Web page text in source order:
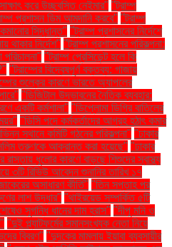
সাক্ষাৎ করে উচ্ছ্বসিত নেইমার" "ট্রাম্প
প্রশাসন ডিম আমদানি করবে" "ট্রাম্প
কমানোর সিদ্ধান্ত" "ট্রাম্প প্রশাসনের নির্দেশে
থাকার নির্দেশ" "ট্রাম্প প্রশাসনের পরিকল্পনা:
পরিচালনা" "ট্রাম্প প্রেসিডেন্ট হলে কি
"ট্রাম্পের বিদ্বেষপূর্ণ বক্তব্য: গাজায়
শুল্কের কারণে ভারতে অ্যাপলের
"ডিজিটাল উদ্ভাবনের নৈতিক ব্যবহার:
একটি কর্মশালা" "ডিপ্লোমা ডিগ্রি বাতিলের
"ডিসি পদে কর্মকর্তাদের আগ্রহ হঠাৎ কমার
স্থানে কমিটি গঠনের পরিকল্পনা" "ঢাকার
তরুণকে আক্রান্ত করা হয়েছে" "ঢাকার
রাস্তায় ধুলোর কারণে বাড়ছে শিশুদের স্বাস্থ্য
৩টি রিভিউ আবেদন শুনানির তারিখ ১৭
অসাধারণ কীর্তি" "তিন সপ্তাহ পর
লাশ উদ্ধার" "থাইরয়েড সম্পর্কিত ৫টি
সুগন্ধি ধানের দাম হ্রাস" "দীপু মনি ও
"দুই প্ল্যাটফর্মের সমানসংখ্যক নেতা নিয়ে
বিবরণ" "দুদকের মামলায় ইয়াবা ব্যবসায়ীর